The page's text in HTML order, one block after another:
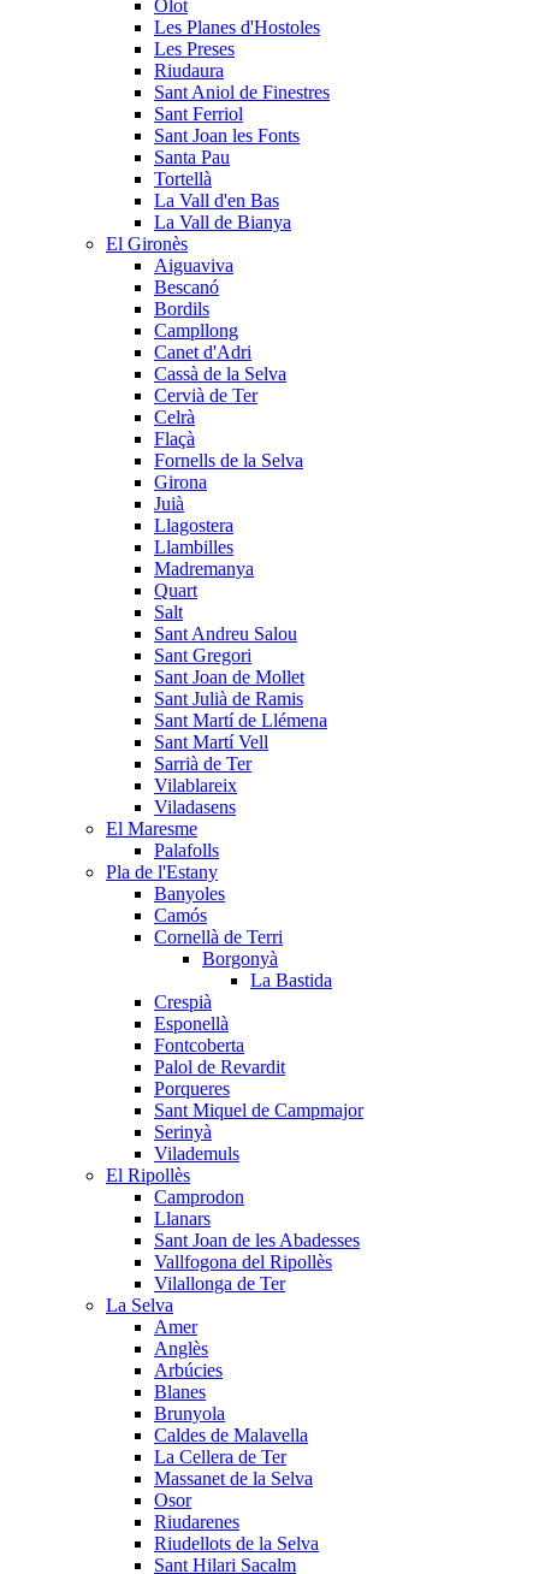
Olot
Les Planes d'Hostoles
Les Preses
Riudaura
Sant Aniol de Finestres
Sant Ferriol
Sant Joan les Fonts
Santa Pau
Tortellà
La Vall d'en Bas
La Vall de Bianya
El Gironès
Aiguaviva
Bescanó
Bordils
Campllong
Canet d'Adri
Cassà de la Selva
Cervià de Ter
Celrà
Flaçà
Fornells de la Selva
Girona
Juià
Llagostera
Llambilles
Madremanya
Quart
Salt
Sant Andreu Salou
Sant Gregori
Sant Joan de Mollet
Sant Julià de Ramis
Sant Martí de Llémena
Sant Martí Vell
Sarrià de Ter
Vilablareix
Viladasens
El Maresme
Palafolls
Pla de l'Estany
Banyoles
Camós
Cornellà de Terri
Borgonyà
La Bastida
Crespià
Esponellà
Fontcoberta
Palol de Revardit
Porqueres
Sant Miquel de Campmajor
Serinyà
Vilademuls
El Ripollès
Camprodon
Llanars
Sant Joan de les Abadesses
Vallfogona del Ripollès
Vilallonga de Ter
La Selva
Amer
Anglès
Arbúcies
Blanes
Brunyola
Caldes de Malavella
La Cellera de Ter
Massanet de la Selva
Osor
Riudarenes
Riudellots de la Selva
Sant Hilari Sacalm